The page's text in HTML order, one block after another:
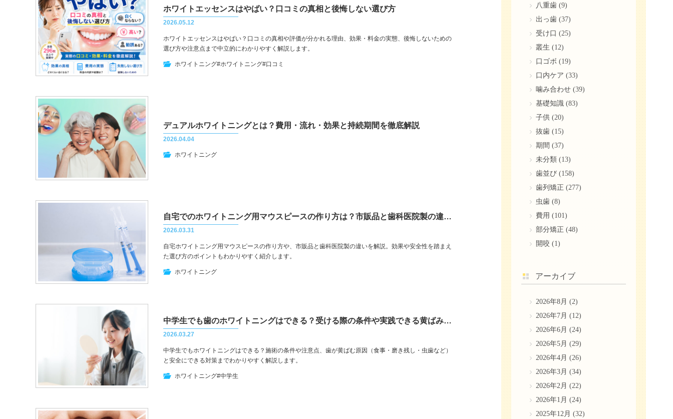
ホワイトエッセンスはやばい？口コミの真相と後悔しない選び方
2026.05.12
ホワイトエッセンスはやばい？口コミの真相や評価が分かれる理由、効果・料金の実態、後悔しないための
選び方や注意点まで中立的にわかりやすく解説します。
ホワイトニング#ホワイトニング#口コミ
デュアルホワイトニングとは？費用・流れ・効果と持続期間を徹底解説
2026.04.04
ホワイトニング
自宅でのホワイトニング用マウスピースの作り方は？市販品と歯科医院製の違いや選び方
2026.03.31
自宅ホワイトニング用マウスピースの作り方や、市販品と歯科医院製の違いを解説。効果や安全性を踏まえ
た選び方のポイントもわかりやすく紹介します。
ホワイトニング
中学生でも歯のホワイトニングはできる？受ける際の条件や実践できる黄ばみ対策
2026.03.27
中学生でもホワイトニングはできる？施術の条件や注意点、歯が黄ばむ原因（食事・磨き残し・虫歯など）
と安全にできる対策までわかりやすく解説します。
ホワイトニング#中学生
八重歯(9)
出っ歯(37)
受け口 (25)
叢生 (12)
口ゴボ (19)
口内ケア (33)
噛み合わせ(39)
基礎知識(83)
子供(20)
抜歯(15)
期間 (37)
未分類(13)
歯並び(158)
歯列矯正 (277)
虫歯(8)
費用 (101)
部分矯正 (48)
開咬 (1)
アーカイブ
2026年8月 (2)
2026年7月 (12)
2026年6月 (24)
2026年5月 (29)
2026年4月 (26)
2026年3月 (34)
2026年2月 (22)
2026年1月 (24)
2025年12月 (32)